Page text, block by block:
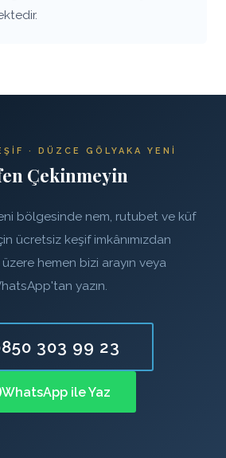
· DÜZCE GÖLYAKA YENI
Çekinmeyin
bölgesinde nem, rutubet ve küf
ücretsiz keşif imkânımızdan
hemen bizi arayın veya
yazın.
303 99 23
WhatsApp ile Yaz